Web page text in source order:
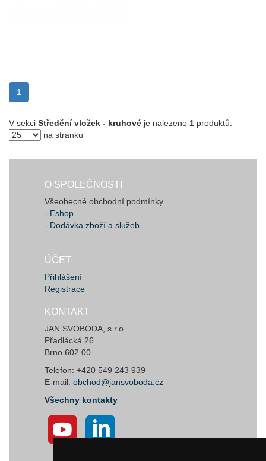
1
V sekci Středění vložek - kruhové je nalezeno 1 produktů.
na stránku
O SPOLEČNOSTI
Všeobecné obchodní podmínky
- Eshop
- Dodávka zboží a služeb
ÚČET
Přihlášení
Registrace
KONTAKT
JAN SVOBODA, s.r.o
Přadlácká 26
Brno 602 00
Telefon: +420 549 243 939
E-mail: obchod@jansvoboda.cz
Všechny kontakty